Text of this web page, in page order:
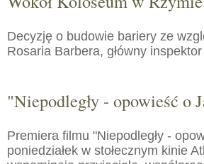
Decyzję o budowie bariery ze
Rosaria Barbera, główny
"Niepodległy - opowieść o
Premiera filmu "Niepodległy -
poniedziałek w stołecznym kinie